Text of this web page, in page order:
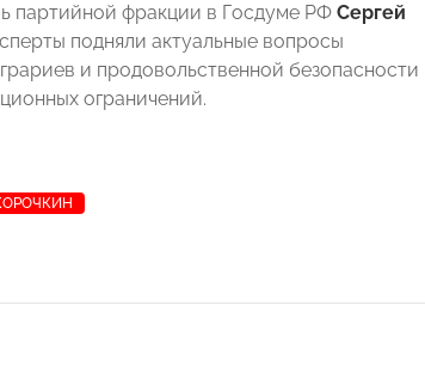
партийной фракции в Госдуме РФ Сергей
подняли актуальные вопросы
и продовольственной безопасности
ограничений.